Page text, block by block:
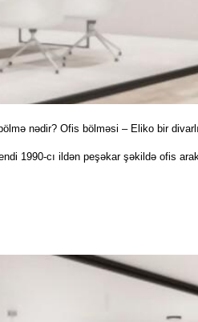
nədir? Ofis bölməsi – Eliko bir
1990-cı ildən peşəkar şəkildə ofis